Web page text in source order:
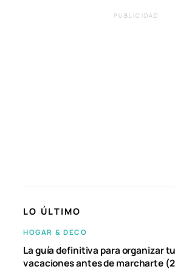
PUBLICIDAD
LO ÚLTIMO
HOGAR & DECO
La guía definitiva para organizar
vacaciones antes de marcharte